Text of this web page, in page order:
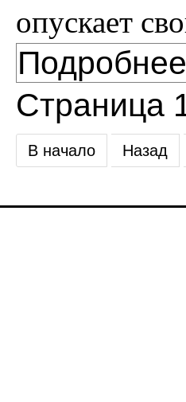
опускает
Страница
В начало Назад